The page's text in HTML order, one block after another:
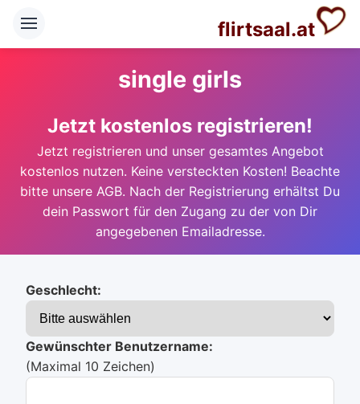
flirtsaal.at
single girls
Jetzt kostenlos registrieren!
Jetzt registrieren und unser gesamtes Angebot
kostenlos nutzen. Keine versteckten Kosten! Beachte
bitte unsere AGB. Nach der Registrierung erhältst Du
dein Passwort für den Zugang zu der von Dir
angegebenen Emailadresse.
Geschlecht:
Gewünschter Benutzername:
(Maximal 10 Zeichen)